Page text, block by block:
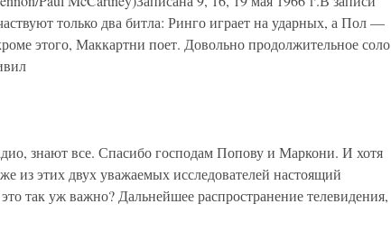
только два битла: Ринго играет на ударных, а Пол —
этого, Маккартни поет. Довольно продолжительное соло
знают все. Спасибо господам Попову и Маркони. И хотя
из этих двух уважаемых исследователей настоящий
так уж важно? Дальнейшее распространение телевидения,